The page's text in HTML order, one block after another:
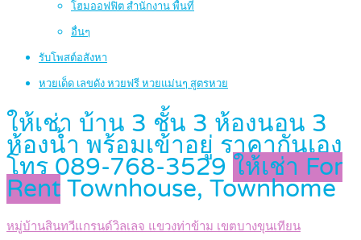
โฮมออฟฟิต สำนักงาน พื้นที่
อื่นๆ
รับโพสต์อสังหา
หวยเด็ด เลขดัง หวยฟรี หวยแม่นๆ สูตรหวย
ให้เช่า บ้าน 3 ชั้น 3 ห้องนอน 3
ห้องน้ำ พร้อมเข้าอยู่ ราคากันเอง
โทร 089-768-3529 ให้เช่า For
Rent Townhouse, Townhome
หมู่บ้านสินทวีแกรนด์วิลเลจ แขวงท่าข้าม เขตบางขุนเทียน